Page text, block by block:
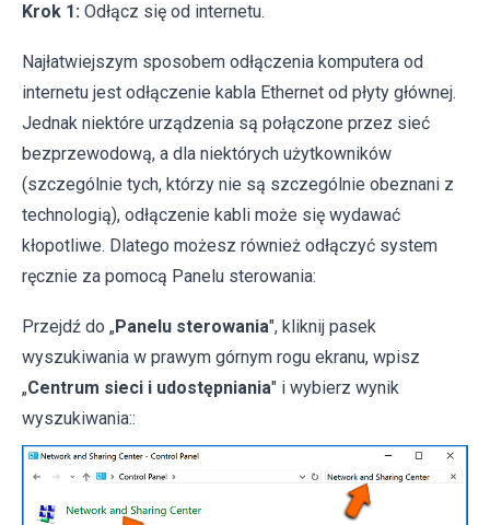
Krok 1: Odłącz się od internetu.
Najłatwiejszym sposobem odłączenia komputera od
internetu jest odłączenie kabla Ethernet od płyty głównej.
Jednak niektóre urządzenia są połączone przez sieć
bezprzewodową, a dla niektórych użytkowników
(szczególnie tych, którzy nie są szczególnie obeznani z
technologią), odłączenie kabli może się wydawać
kłopotliwe. Dlatego możesz również odłączyć system
ręcznie za pomocą Panelu sterowania:
Przejdź do „Panelu sterowania", kliknij pasek
wyszukiwania w prawym górnym rogu ekranu, wpisz
„Centrum sieci i udostępniania" i wybierz wynik
wyszukiwania::